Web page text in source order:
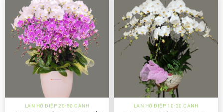
LAN HỒ ĐIỆP 20-50 CÀNH LAN HỒ ĐIỆP 10-20 CÀNH